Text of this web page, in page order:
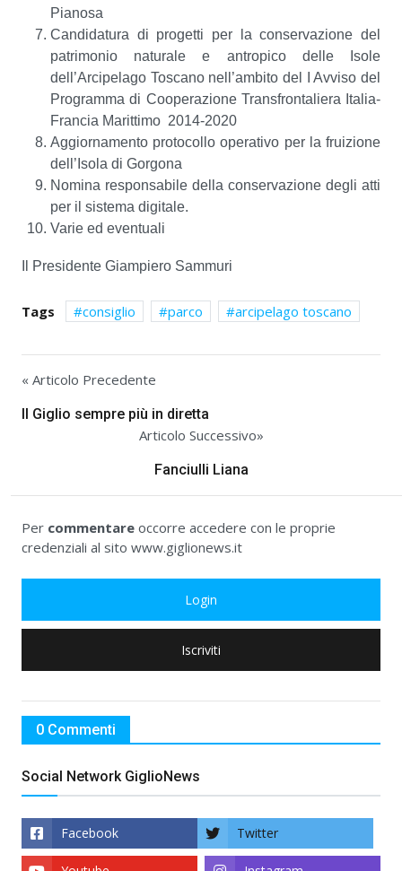
Pianosa
Candidatura di progetti per la conservazione del
patrimonio naturale e antropico delle Isole
dell’Arcipelago Toscano nell’ambito del I Avviso del
Programma di Cooperazione Transfrontaliera Italia-
Francia Marittimo 2014-2020
Aggiornamento protocollo operativo per la fruizione
dell’Isola di Gorgona
Nomina responsabile della conservazione degli atti
per il sistema digitale.
Varie ed eventuali
Il Presidente Giampiero Sammuri
Tags consiglio parco arcipelago toscano
« Articolo Precedente
Il Giglio sempre più in diretta
Articolo Successivo»
Fanciulli Liana
Per commentare occorre accedere con le proprie
credenziali al sito www.giglionews.it
Login
Iscriviti
0 Commenti
Social Network GiglioNews
Facebook Twitter